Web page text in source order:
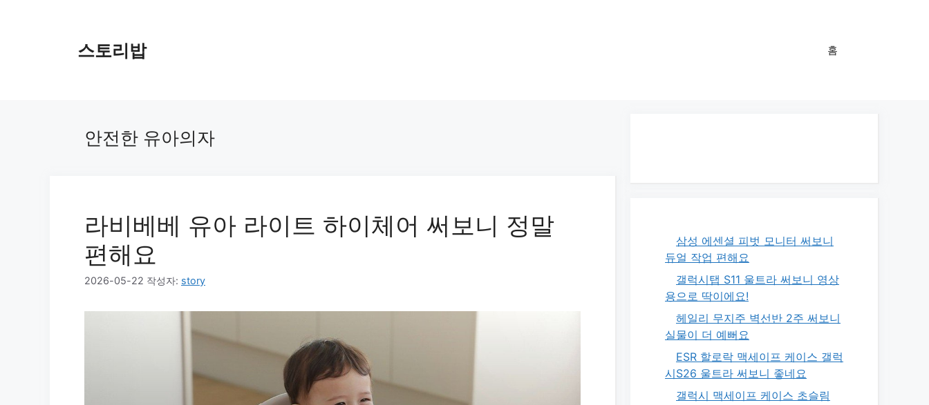
스토리밥 홈
안전한 유아의자
라비베베 유아 라이트 하이체어 써보니 정말
편해요
2026-05-22 작성자: story
삼성 에센셜 피벗 모니터 써보니
듀얼 작업 편해요
갤럭시탭 S11 울트라 써보니 영상
용으로 딱이에요!
헤일리 무지주 벽선반 2주 써보니
실물이 더 예뻐요
ESR 할로락 맥세이프 케이스 갤럭
시S26 울트라 써보니 좋네요
갤럭시 맥세이프 케이스 초슬림